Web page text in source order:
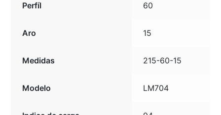
Perfíl 60
Aro 15
Medidas 215-60-15
Modelo LM704